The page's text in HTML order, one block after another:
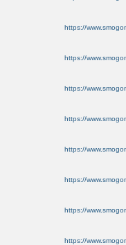
https://
https://
https://
https://
https://
https://
https://
https://